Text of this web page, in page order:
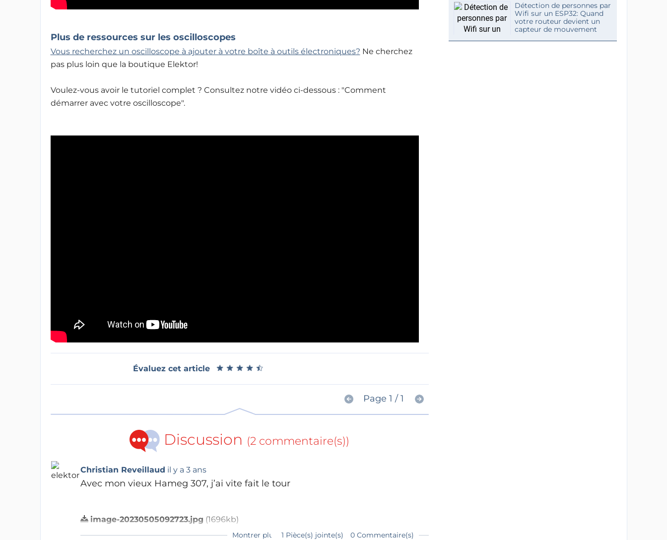
Plus de ressources sur les oscilloscopes
Vous recherchez un oscilloscope à ajouter à votre boîte à outils électroniques? Ne cherchez
pas plus loin que la boutique Elektor!
Voulez-vous avoir le tutoriel complet ? Consultez notre vidéo ci-dessous : "Comment
démarrer avec votre oscilloscope".
Évaluez cet article ★ ★ ★ ★ ★
★ ★ ★ ★ ★
Page 1 / 1
Discussion (2 commentaire(s))
Christian Reveillaud il y a 3 ans
Avec mon vieux Hameg 307, j’ai vite fait le tour
image-20230505092723.jpg (1696kb)
Répondre Montrer plus 1 Pièce(s) jointe(s) 0 Commentaire(s)
Détection de personnes par
Wifi sur un ESP32: Quand
votre routeur devient un
capteur de mouvement